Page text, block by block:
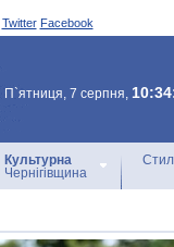
Twitter Facebook
П`ятниця, 7 серпня,
Культурна
Чернігівщина